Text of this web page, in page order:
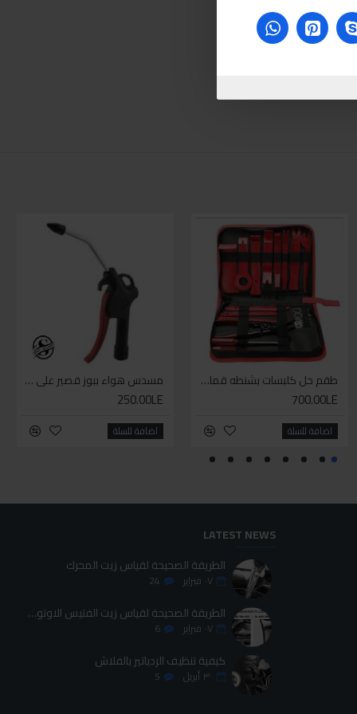
طقم حل كلبسات بشنطه قماش ١٩ قطعه للخدمات الشاقه
700.00LE
اضافة للسلة
للاسف غير متوفر حاليا
طقم مبرد 6قطع
75.00LE
اضافة للسلة
طقم حل كلبسات بشنطه قماش ١٩ قطعه للخدمات الشاقه
700.00LE
اضافة للسلة
مسدس هواء ببوز قصير على كارت
250.00LE
اضافة للسلة
LATEST NEWS
الطريقة الصحيحة لقياس زيت المحرك
٠٧ فبراير 24
الطريقة الصحيحة لقياس زيت الفتيس الاوتوماتيك
٠٧ فبراير 6
كيفية تنظيف الردياتير بالفلاش
٣٠ أبريل 5